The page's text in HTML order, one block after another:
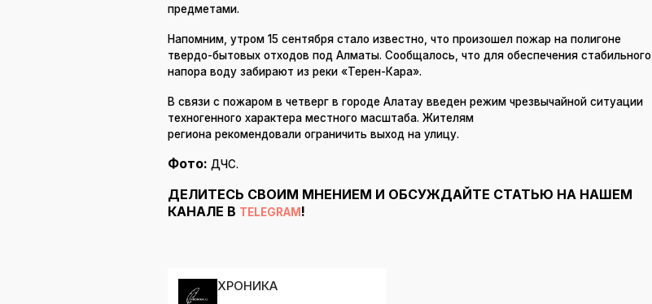
предметами.
Напомним, утром 15 сентября стало известно, что произошел пожар на полигоне
твердо-бытовых отходов под Алматы. Сообщалось, что для обеспечения стабильного
напора воду забирают из реки «Терен-Кара».
В связи с пожаром в четверг в городе Алатау введен режим чрезвычайной ситуации
техногенного характера местного масштаба. Жителям
региона рекомендовали ограничить выход на улицу.
Фото: ДЧС.
ДЕЛИТЕСЬ СВОИМ МНЕНИЕМ И ОБСУЖДАЙТЕ СТАТЬЮ НА НАШЕМ
КАНАЛЕ В TELEGRAM !
ХРОНИКА